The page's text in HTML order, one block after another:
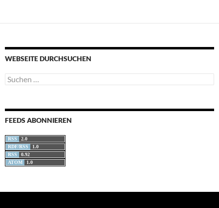
WEBSEITE DURCHSUCHEN
Suchen
nach:
FEEDS ABONNIEREN
RSS
2.0
RDF/RSS
1.0
RSS
0.92
ATOM
1.0